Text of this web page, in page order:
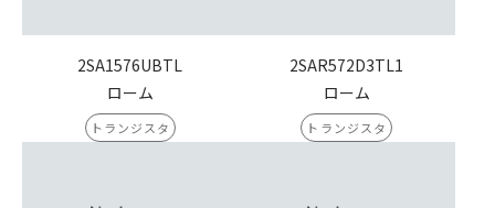
2SA1576UBTL
ローム
トランジスタ
2SAR572D3TL1
ローム
トランジスタ